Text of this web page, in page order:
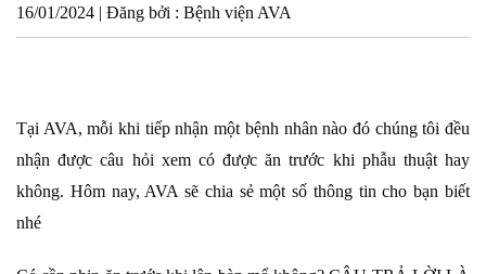
16/01/2024 | Đăng bởi : Bệnh viện AVA
Tại AVA, mỗi khi tiếp nhận một bệnh nhân nào đó chúng tôi đều
nhận được câu hỏi xem có được ăn trước khi phẫu thuật hay
không. Hôm nay, AVA sẽ chia sẻ một số thông tin cho bạn biết
nhé